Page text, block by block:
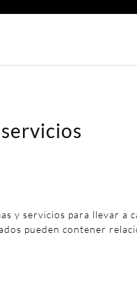
y servicios para llevar a
pueden contener